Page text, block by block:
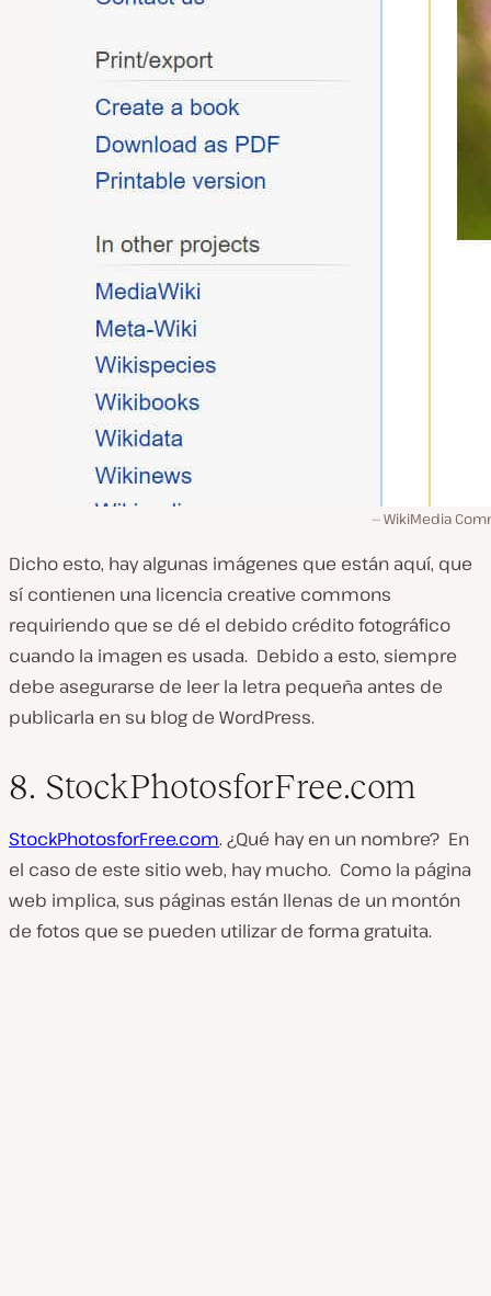
WikiMedia
Dicho esto, hay algunas imágenes que están aquí, que
sí contienen una licencia creative commons
requiriendo que se dé el debido crédito fotográfico
cuando la imagen es usada. Debido a esto, siempre
debe asegurarse de leer la letra pequeña antes de
publicarla en su blog de WordPress.
8. StockPhotosforFree.com
StockPhotosforFree.com. ¿Qué hay en un nombre? En
el caso de este sitio web, hay mucho. Como la página
web implica, sus páginas están llenas de un montón
de fotos que se pueden utilizar de forma gratuita.